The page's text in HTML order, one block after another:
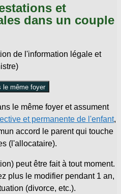
et
dans un couple
de l'information légale et
le même foyer
le même foyer et assument
et permanente de l'enfant,
accord le parent qui touche
( l'allocataire).
) peut être fait à tout moment.
plus le modifier pendant 1 an,
(divorce, etc.).